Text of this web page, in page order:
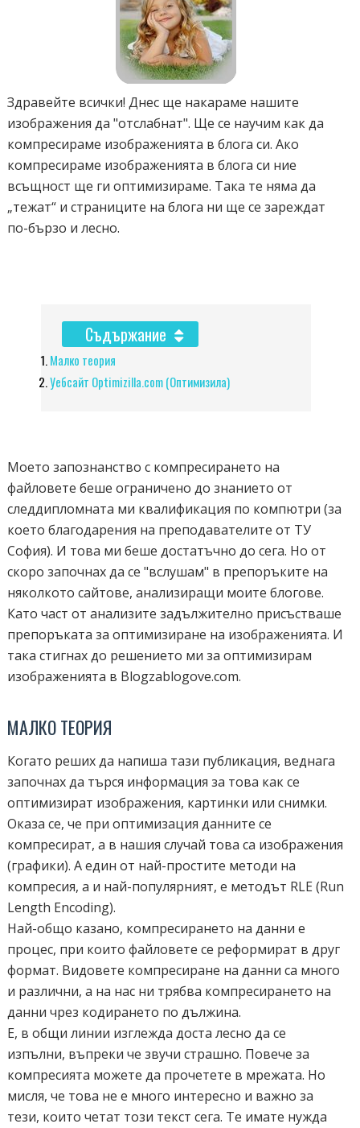
Здравейте всички! Днес ще накараме нашите
изображения да "отслабнат". Ще се научим как да
компресираме изображенията в блога си. Ако
компресираме изображенията в блога си ние
всъщност ще ги оптимизираме. Така те няма да
„тежат“ и страниците на блога ни ще се зареждат
по-бързо и лесно.
Съдържание
Малко теория
Уебсайт Optimizilla.com (Oптимизила)
Моето запознанство с компресирането на
файловете беше ограничено до знанието от
следдипломната ми квалификация по компютри (за
което благодарения на преподавателите от ТУ
София). И това ми беше достатъчно до сега. Но от
скоро започнах да се "вслушам" в препоръките на
няколкото сайтове, анализиращи моите блогове.
Като част от анализите задължително присъстваше
препоръката за оптимизиране на изображенията. И
така стигнах до решението ми за оптимизирам
изображенията в Blogzablogove.com.
МАЛКО ТЕОРИЯ
Когато реших да напиша тази публикация, веднага
започнах да търся информация за това как се
оптимизират изображения, картинки или снимки.
Оказа се, че при оптимизация данните се
компресират, а в нашия случай това са изображения
(графики). А един от най-простите методи на
компресия, а и най-популярният, е методът RLE (Run
Length Encoding).
Най-общо казано, компресирането на данни е
процес, при които файловете се реформират в друг
формат. Видовете компресиране на данни са много
и различни, а на нас ни трябва компресирането на
данни чрез кодирането по дължина.
Е, в общи линии изглежда доста лесно да се
изпълни, въпреки че звучи страшно. Повече за
компресията можете да прочетете в мрежата. Но
мисля, че това не е много интересно и важно за
тези, които четат този текст сега. Те имате нужда